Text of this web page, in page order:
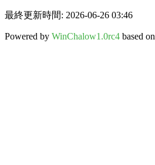
最終更新時間: 2026-06-26 03:46
Powered by WinChalow1.0rc4 based on